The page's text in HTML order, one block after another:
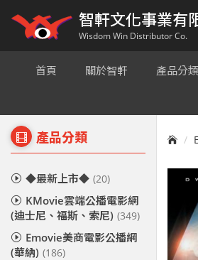
智軒文化事業有
Wisdom Win Distributor Co.
首頁 關於智軒 產品分類
產品分類
◆最新上市◆ (20)
KMovie雲端公播電影網
(迪士尼、福斯、索尼) (349)
Emovie美商電影公播網
(華納) (186)